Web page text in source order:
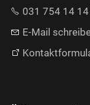
031 754 14 14
E-Mail